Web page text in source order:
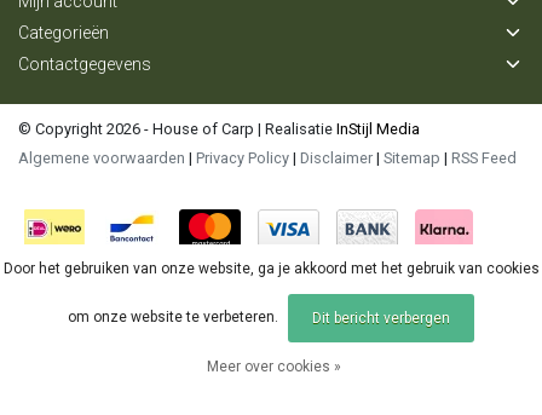
Categorieën
Contactgegevens
© Copyright 2026 - House of Carp | Realisatie InStijl Media
Algemene voorwaarden | Privacy Policy | Disclaimer | Sitemap | RSS Feed
Door het gebruiken van onze website, ga je akkoord met het gebruik van cookies
om onze website te verbeteren. Dit bericht verbergen
Meer over cookies »